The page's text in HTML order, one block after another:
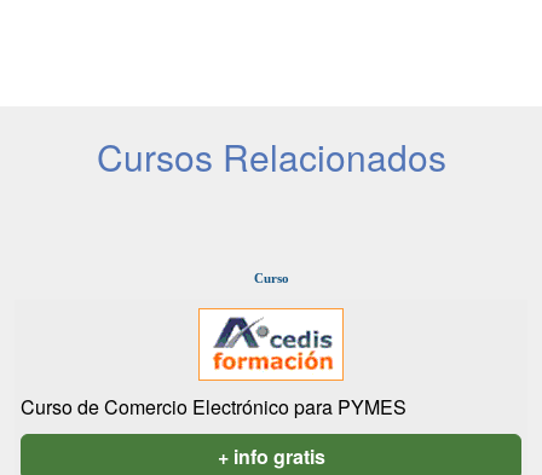
Cursos Relacionados
Curso
Curso de Comercio Electrónico para PYMES
+ info gratis